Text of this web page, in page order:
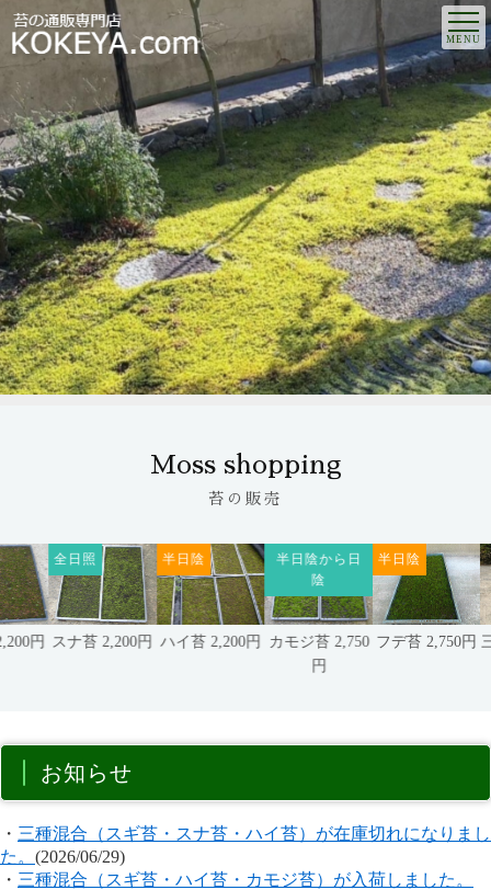
Moss shopping
苔の販売
円
全日照
スナ苔 2,200円
半日陰
ハイ苔 2,200円
半日陰から日
カモジ苔 2,750
半日陰
フデ苔 2,750円 三
お知らせ
・ 三種混合（スギ苔・スナ苔・ハイ苔）が在庫切れになりまし
た。 (2026/06/29)
・ 三種混合（スギ苔・ハイ苔・カモジ苔）が入荷しました。